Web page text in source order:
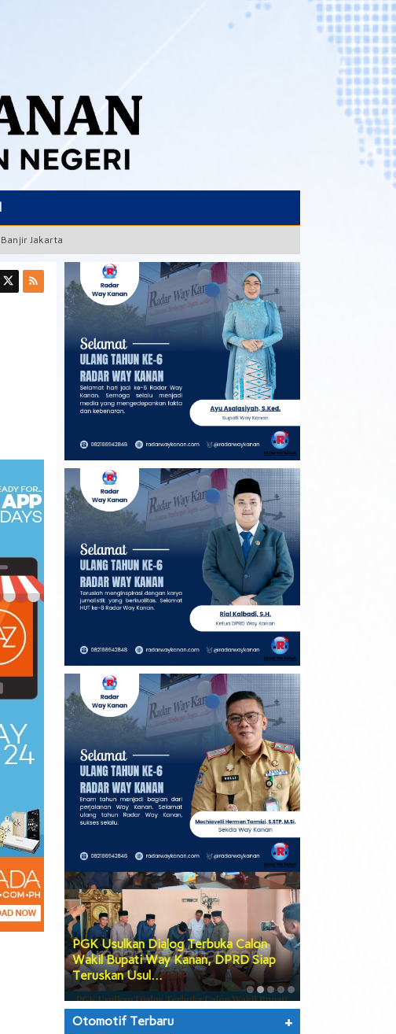
Banjir Jakarta
PGK Usulkan Dialog Terbuka Calon
Wakil Bupati Way Kanan, DPRD Siap
Teruskan Usul…
Otomotif Terbaru +